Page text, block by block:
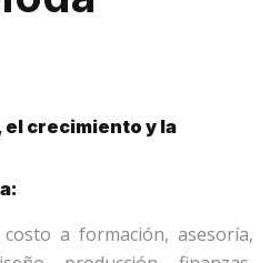
crecimiento y la
a formación, asesoría,